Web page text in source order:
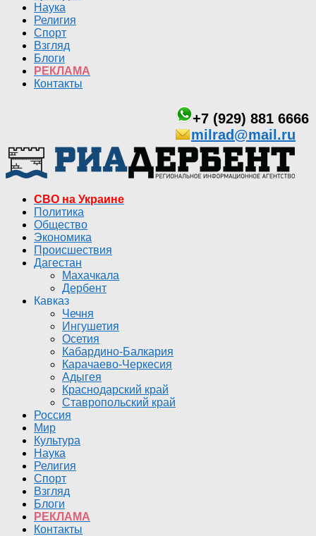
Наука
Религия
Спорт
Взгляд
Блоги
РЕКЛАМА
Контакты
+7 (929) 881 6666
milrad@mail.ru
СВО на Украине
Политика
Общество
Экономика
Происшествия
Дагестан
Махачкала
Дербент
Кавказ
Чечня
Ингушетия
Осетия
Кабардино-Балкария
Карачаево-Черкесия
Адыгея
Краснодарский край
Ставропольский край
Россия
Мир
Культура
Наука
Религия
Спорт
Взгляд
Блоги
РЕКЛАМА
Контакты